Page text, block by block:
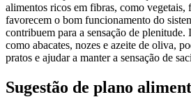
alimentos ricos em fibras, como vegetais,
favorecem o bom funcionamento do
contribuem para a sensação de
como abacates, nozes e azeite de oliva,
pratos e ajudar a manter a sensação de
Sugestão de plano